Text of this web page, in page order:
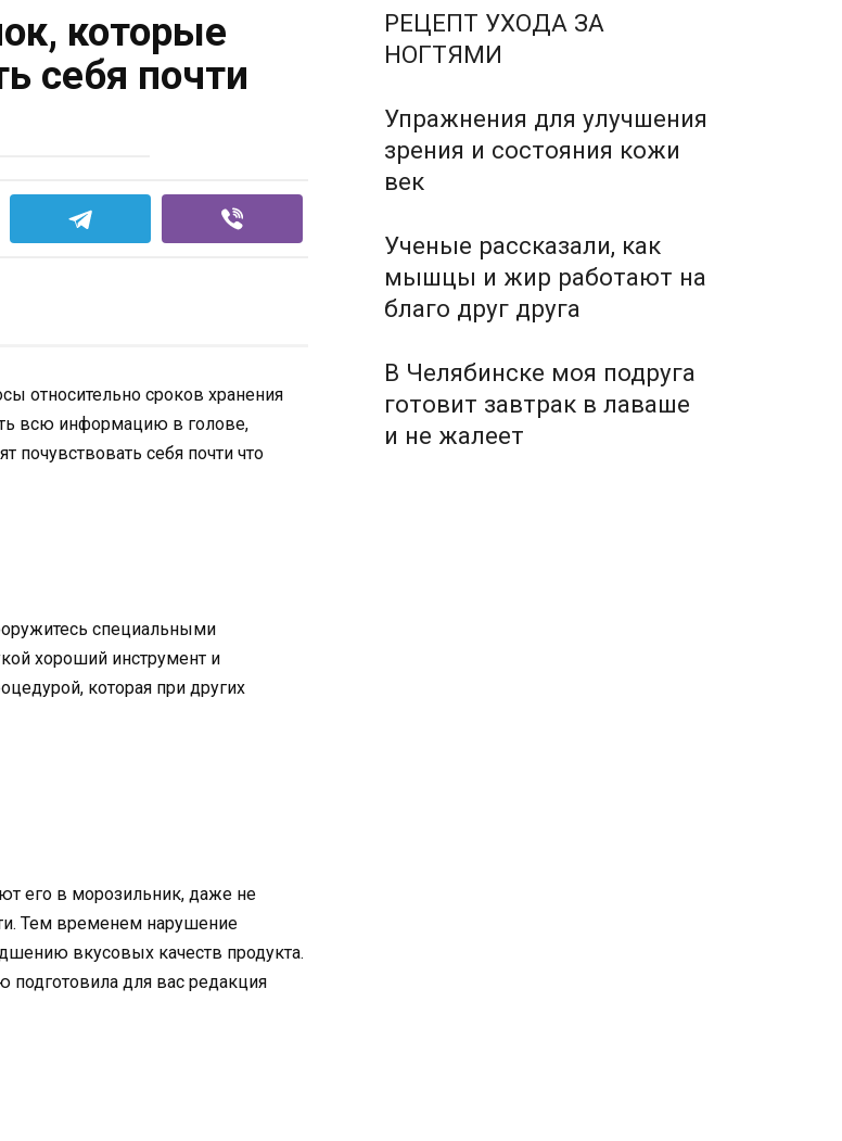
которые
себя почти
относительно сроков хранения
всю информацию в голове,
почувствовать себя почти что
специальными
хороший инструмент и
которая при других
его в морозильник, даже не
Тем временем нарушение
вкусовых качеств продукта.
подготовила для вас редакция
РЕЦЕПТ УХОДА ЗА
НОГТЯМИ
Упражнения для улучшения
зрения и состояния кожи
век
Ученые рассказали, как
мышцы и жир работают на
благо друг друга
В Челябинске моя подруга
готовит завтрак в лаваше
и не жалеет